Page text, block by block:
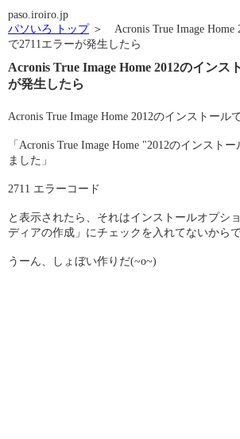
paso.iroiro.jp
パソいろ トップ＞ Acronis True Image Home
で2711エラーが発生したら
Acronis True Image Home 2012のインス
が発生したら
Acronis True Image Home 2012のインストール
「Acronis True Image Home "2012のインスト
ました」
2711 エラーコード
と表示されたら、それはインストールオプシ
ディアの作成」にチェックを入れてないから
うーん、しょぼい作りだ(~o~)